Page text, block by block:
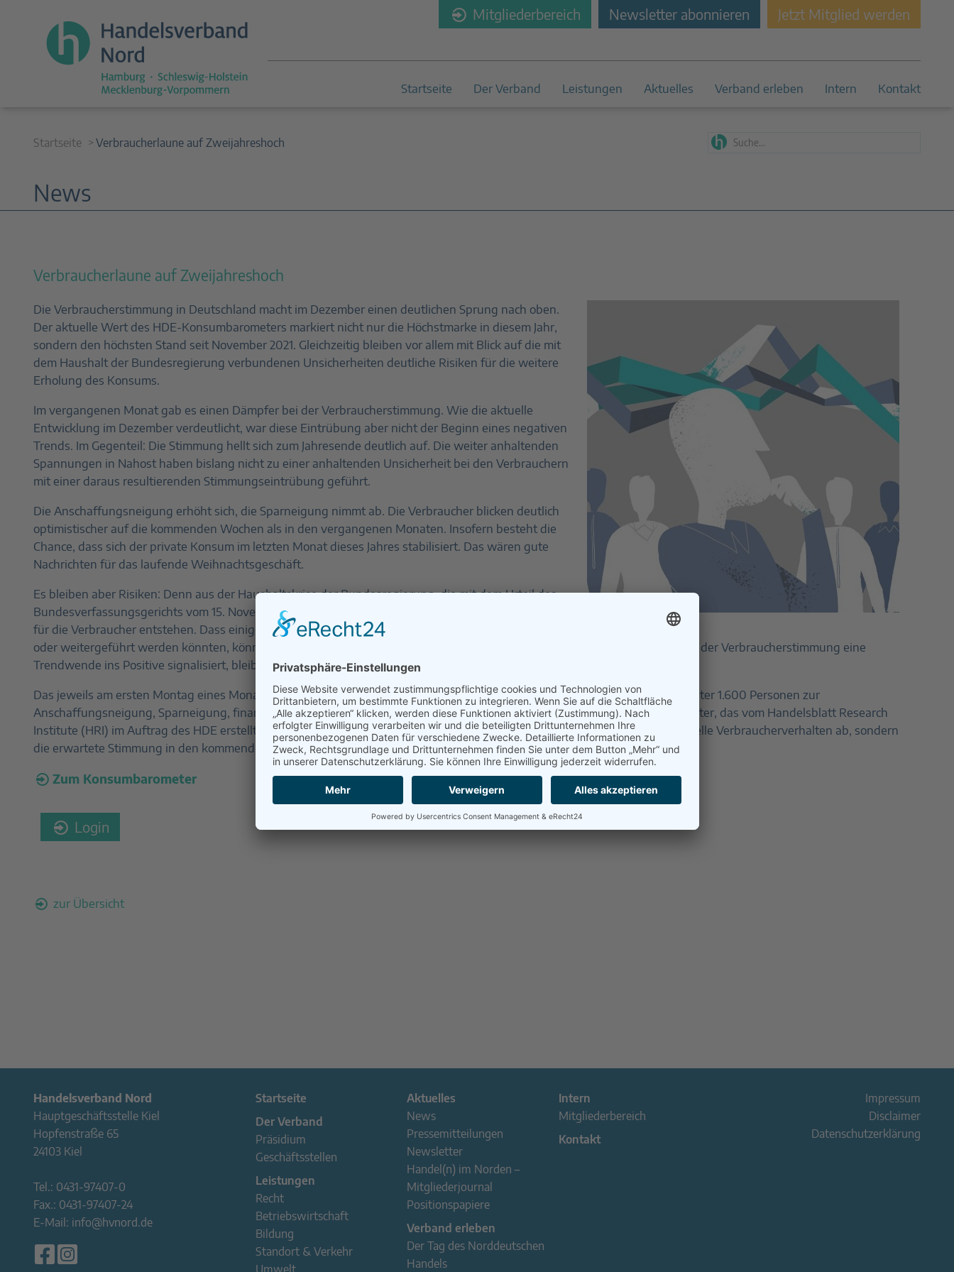
Mitgliederbereich Newsletter abonnieren Jetzt Mitglied werden
Startseite Der Verband Leistungen Aktuelles Verband erleben Intern Kontakt
Startseite Verbraucherlaune auf Zweijahreshoch
News
Verbraucherlaune auf Zweijahreshoch
Die Verbraucherstimmung in Deutschland macht im Dezember einen deutlichen Sprung nach oben.
Der aktuelle Wert des HDE-Konsumbarometers markiert nicht nur die Höchstmarke in diesem Jahr,
sondern den höchsten Stand seit November 2021. Gleichzeitig bleiben vor allem mit Blick auf die mit
dem Haushalt der Bundesregierung verbundenen Unsicherheiten deutliche Risiken für die weitere
Erholung des Konsums.
Im vergangenen Monat gab es einen Dämpfer bei der Verbraucherstimmung. Wie die aktuelle
Entwicklung im Dezember verdeutlicht, war diese Eintrübung aber nicht der Beginn eines negativen
Trends. Im Gegenteil: Die Stimmung hellt sich zum Jahresende deutlich auf. Die weiter anhaltenden
Spannungen in Nahost haben bislang nicht zu einer anhaltenden Unsicherheit bei den Verbrauchern
mit einer daraus resultierenden Stimmungseintrübung geführt.
Die Anschaffungsneigung erhöht sich, die Sparneigung nimmt ab. Die Verbraucher blicken deutlich
optimistischer auf die kommenden Wochen als in den vergangenen Monaten. Insofern besteht die
Chance, dass sich der private Konsum im letzten Monat dieses Jahres stabilisiert. Das wären gute
Nachrichten für das laufende Weihnachtsgeschäft.
Es bleiben aber Risiken: Denn aus der Haushaltskrise der Bundesregierung, die mit dem Urteil des
Bundesverfassungsgerichts vom 15. November eingeläutet wurde, könnten weitere Unsicherheiten
für die Verbraucher entstehen. Dass einige Projekte und Förderungen nun künftig nicht umgesetzt
oder weitergeführt werden könnten, könnte sich negativ auf das verfügbare Einkommen auswirken. Ob der aktuelle Anstieg der Verbraucherstimmung eine
Trendwende ins Positive signalisiert, bleibt also abzuwarten.
Das jeweils am ersten Montag eines Monats erscheinende HDE-Konsumbarometer basiert auf einer monatlichen Umfrage unter 1.600 Personen zur
Anschaffungsneigung, Sparneigung, finanziellen Situation und zu anderen konsumrelevanten Faktoren. Das Konsumbarometer, das vom Handelsblatt Research
Institute (HRI) im Auftrag des HDE erstellt wird, hat eine Indikatorfunktion für den privaten Konsum. Es bildet nicht das aktuelle Verbraucherverhalten ab, sondern
die erwartete Stimmung in den kommenden drei Monaten.
Zum Konsumbarometer
Login
zur Übersicht
Handelsverband Nord
Hauptgeschäftsstelle Kiel
Hopfenstraße 65
24103 Kiel
Tel.: 0431-97407-0
Fax.: 0431-97407-24
E-Mail: info@hvnord.de
Startseite
Der Verband
Präsidium
Geschäftsstellen
Leistungen
Recht
Betriebswirtschaft
Bildung
Standort & Verkehr
Umwelt
Aktuelles
News
Pressemitteilungen
Newsletter
Handel(n) im Norden –
Mitgliederjournal
Positionspapiere
Verband erleben
Der Tag des Norddeutschen
Handels
Intern
Mitgliederbereich
Kontakt
Impressum
Disclaimer
Datenschutzerklärung